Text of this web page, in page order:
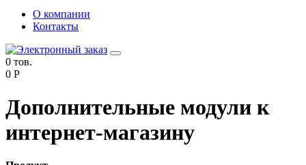
О компании
Контакты
0 тов.
0 Р
Дополнительные модули к
интернет-магазину